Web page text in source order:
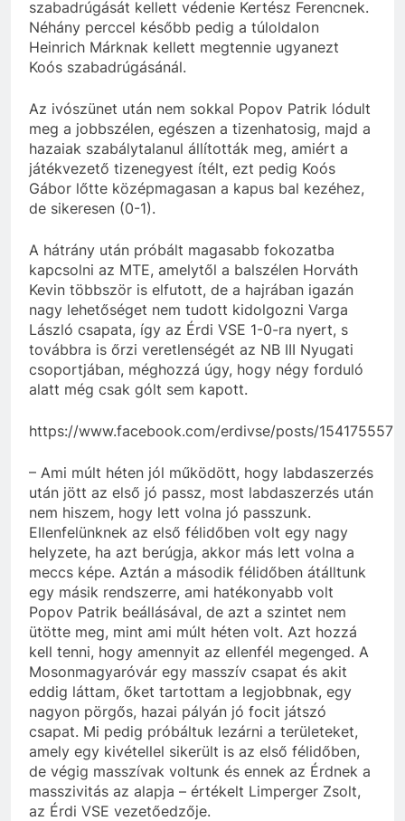
szabadrúgását kellett védenie Kertész Ferencnek.
Néhány perccel később pedig a túloldalon
Heinrich Márknak kellett megtennie ugyanezt
Koós szabadrúgásánál.
Az ivószünet után nem sokkal Popov Patrik lódult
meg a jobbszélen, egészen a tizenhatosig, majd a
hazaiak szabálytalanul állították meg, amiért a
játékvezető tizenegyest ítélt, ezt pedig Koós
Gábor lőtte középmagasan a kapus bal kezéhez,
de sikeresen (0-1).
A hátrány után próbált magasabb fokozatba
kapcsolni az MTE, amelytől a balszélen Horváth
Kevin többször is elfutott, de a hajrában igazán
nagy lehetőséget nem tudott kidolgozni Varga
László csapata, így az Érdi VSE 1-0-ra nyert, s
továbbra is őrzi veretlenségét az NB III Nyugati
csoportjában, méghozzá úgy, hogy négy forduló
alatt még csak gólt sem kapott.
https://www.facebook.com/erdivse/posts/
– Ami múlt héten jól működött, hogy labdaszerzés
után jött az első jó passz, most labdaszerzés után
nem hiszem, hogy lett volna jó passzunk.
Ellenfelünknek az első félidőben volt egy nagy
helyzete, ha azt berúgja, akkor más lett volna a
meccs képe. Aztán a második félidőben átálltunk
egy másik rendszerre, ami hatékonyabb volt
Popov Patrik beállásával, de azt a szintet nem
ütötte meg, mint ami múlt héten volt. Azt hozzá
kell tenni, hogy amennyit az ellenfél megenged. A
Mosonmagyaróvár egy masszív csapat és akit
eddig láttam, őket tartottam a legjobbnak, egy
nagyon pörgős, hazai pályán jó focit játszó
csapat. Mi pedig próbáltuk lezárni a területeket,
amely egy kivétellel sikerült is az első félidőben,
de végig masszívak voltunk és ennek az Érdnek a
masszivitás az alapja – értékelt Limperger Zsolt,
az Érdi VSE vezetőedzője.